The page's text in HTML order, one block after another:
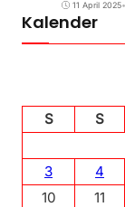
11 April 2025•
Kalender
S
S
3
4
10
11